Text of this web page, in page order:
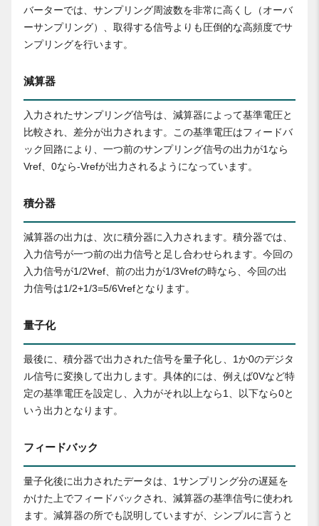
バーターでは、サンプリング周波数を非常に高くし（オーバ
ーサンプリング）、取得する信号よりも圧倒的な高頻度でサ
ンプリングを行います。
減算器
入力されたサンプリング信号は、減算器によって基準電圧と
比較され、差分が出力されます。この基準電圧はフィードバ
ック回路により、一つ前のサンプリング信号の出力が1なら
Vref、0なら-Vrefが出力されるようになっています。
積分器
減算器の出力は、次に積分器に入力されます。積分器では、
入力信号が一つ前の出力信号と足し合わせられます。今回の
入力信号が1/2Vref、前の出力が1/3Vrefの時なら、今回の出
力信号は1/2+1/3=5/6Vrefとなります。
量子化
最後に、積分器で出力された信号を量子化し、1か0のデジタ
ル信号に変換して出力します。具体的には、例えば0Vなど特
定の基準電圧を設定し、入力がそれ以上なら1、以下なら0と
いう出力となります。
フィードバック
量子化後に出力されたデータは、1サンプリング分の遅延を
かけた上でフィードバックされ、減算器の基準信号に使われ
ます。減算器の所でも説明していますが、シンプルに言うと